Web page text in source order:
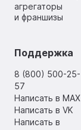
агрегаторы
и франшизы
Поддержка
8 (800) 500-25-
57
Написать в MAX
Написать в VK
Написать в